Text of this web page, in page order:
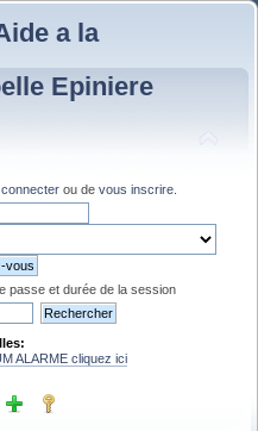
a la
Epiniere
ou de vous inscrire
passe et durée de la session
ALARME cliquez ici